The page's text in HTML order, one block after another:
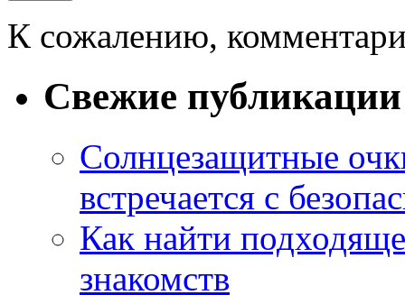
К сожалению,
Свежие публикации
Солнцезащитные
встречается с
Как найти
знакомств